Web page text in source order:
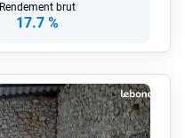
Rendement brut
17.7 %